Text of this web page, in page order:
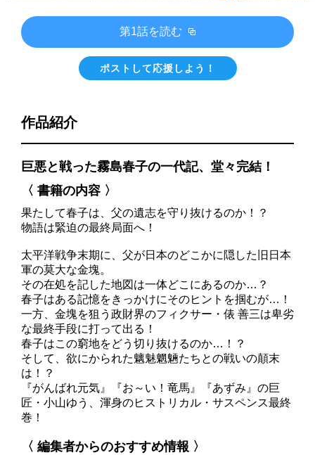
第1話を読む
ポストして応援しよう！
作品紹介
巨悪と戦った霧島春子の一代記、堂々完結！
〈 書籍の内容 〉
果たして春子は、父の遺志を守り抜けるのか！？
物語は緊迫の最終局面へ！
太平洋戦争末期に、父が日本のどこかに隠した旧日本
軍の莫大な金塊。
その在処を記した地図は一体どこにあるのか…？
春子はある記憶をきっかけにそのヒントを掴むが…！
一方、金塊を狙う政財界のフィクサー・俵 善三は卑劣
な最終手段に打って出る！
春子はこの窮地をどう切り抜けるのか…！？
そして、欲にかられた魑魅魍魎たちとの戦いの顛末
は！？
『がんばれ元気』『お～い！竜馬』『あずみ』の巨
匠・小山ゆう、渾身のヒストリカル・サスペンス最終
巻！
〈 編集者からのおすすめ情報 〉